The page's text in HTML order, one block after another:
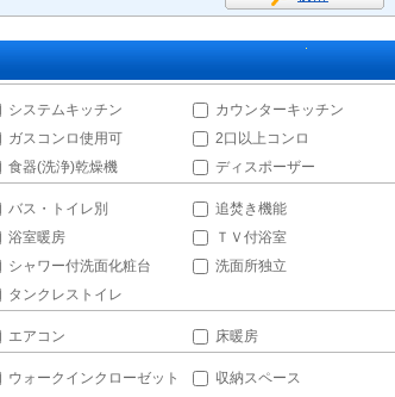
システムキッチン カウンターキッチン
ガスコンロ使用可
2口以上コンロ
食器(洗浄)乾燥機
ディスポーザー
バス・トイレ別 追焚き機能
浴室暖房
ＴＶ付浴室
シャワー付洗面化粧台
洗面所独立
タンクレストイレ
エアコン 床暖房
ウォークインクローゼット 収納スペース